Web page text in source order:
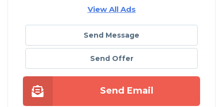
View All Ads
Send Message
Send Offer
Send Email